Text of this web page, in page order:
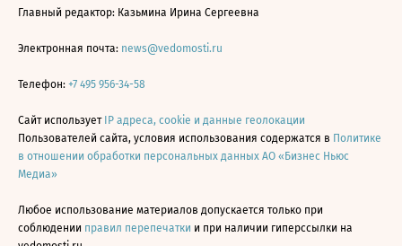
Главный редактор: Казьмина Ирина Сергеевна
Электронная почта: news@vedomosti.ru
Телефон: +7 495 956-34-58
Сайт использует IP адреса, cookie и данные геолокации
Пользователей сайта, условия использования содержатся в Политике
в отношении обработки персональных данных АО «Бизнес Ньюс
Медиа»
Любое использование материалов допускается только при
соблюдении правил перепечатки и при наличии гиперссылки на